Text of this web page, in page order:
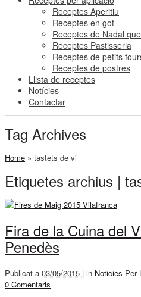
Receptes Aperitiu
Receptes en got
Receptes de Nadal
Receptes Pastisseria
Receptes de petits
Receptes de postres
Llista de receptes
Notícies
Contactar
Tag Archives
Home » tastets de vi
Etiquetes archius |
Fira de la Cuina del
Penedès
Publicat a 03/05/2015 | in Noticies Per
0 Comentaris